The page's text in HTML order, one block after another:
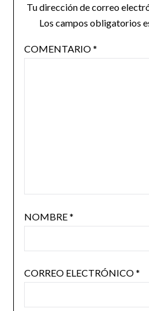
Tu dirección de correo
Los campos obligatorios
COMENTARIO*
NOMBRE*
CORREO ELECTRÓNICO*